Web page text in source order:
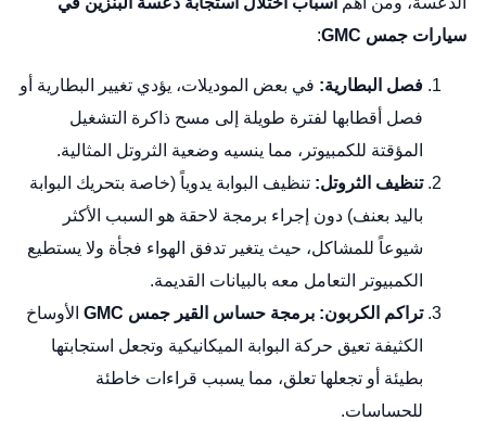
سيارات جمس GMC
:
فصل البطارية: في بعض الموديلات، يؤدي تغيير البطارية أو
فصل أقطابها لفترة طويلة إلى مسح ذاكرة التشغيل
المؤقتة للكمبيوتر، مما ينسيه وضعية الثروتل المثالية.
تنظيف الثروتل: تنظيف البوابة يدوياً (خاصة بتحريك البوابة
باليد بعنف) دون إجراء برمجة لاحقة هو السبب الأكثر
شيوعاً للمشاكل، حيث يتغير تدفق الهواء فجأة ولا يستطيع
الكمبيوتر التعامل معه بالبيانات القديمة.
تراكم الكربون: برمجة حساس القير جمس GMC
الأوساخ
الكثيفة تعيق حركة البوابة الميكانيكية وتجعل استجابتها
بطيئة أو تجعلها تعلق، مما يسبب قراءات خاطئة
للحساسات.